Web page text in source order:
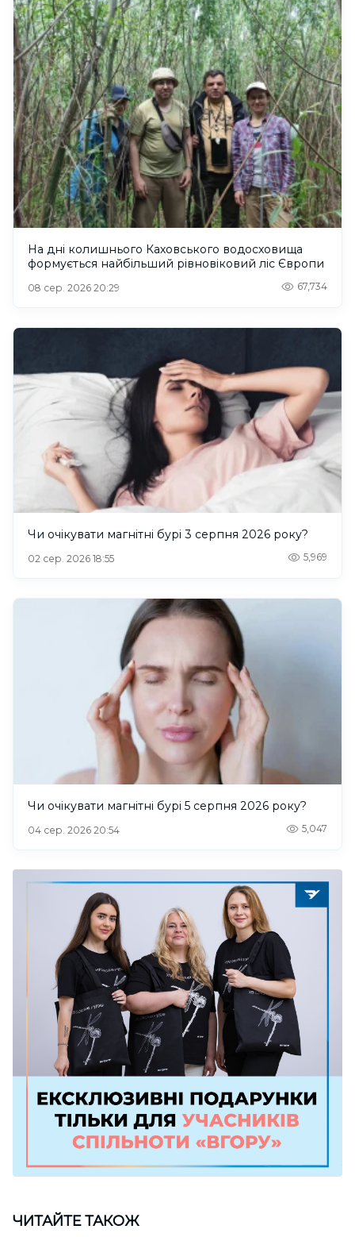
На дні колишнього Каховського водосховища
формується найбільший рівновіковий ліс Європи
08 сер. 2026 20:29 67,734
Чи очікувати магнітні бурі 3 серпня 2026 року?
02 сер. 2026 18:55 5,969
Чи очікувати магнітні бурі 5 серпня 2026 року?
04 сер. 2026 20:54 5,047
ЧИТАЙТЕ ТАКОЖ